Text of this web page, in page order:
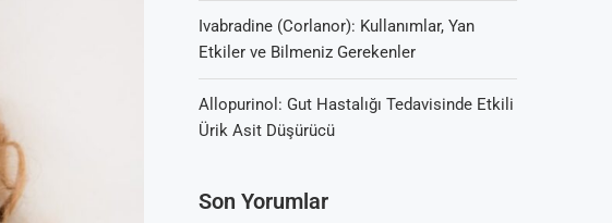
Ivabradine (Corlanor): Kullanımlar, Yan
Etkiler ve Bilmeniz Gerekenler
Allopurinol: Gut Hastalığı Tedavisinde Etkili
Ürik Asit Düşürücü
Son Yorumlar